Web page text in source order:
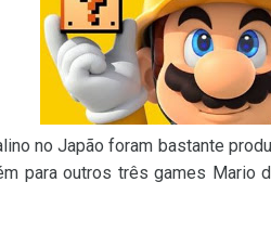
no Japão foram bastante
para outros três games Mario